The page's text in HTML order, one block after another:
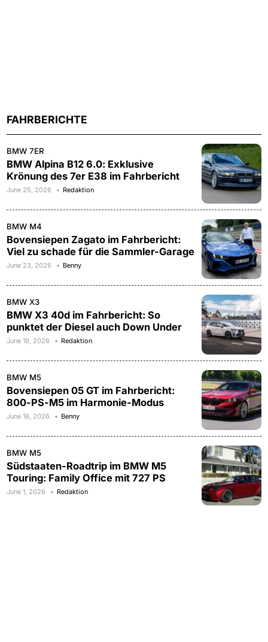
FAHRBERICHTE
BMW 7ER
BMW Alpina B12 6.0: Exklusive
Krönung des 7er E38 im Fahrbericht
June 25, 2026 Redaktion
BMW M4
Bovensiepen Zagato im Fahrbericht:
Viel zu schade für die Sammler-Garage
June 23, 2026 Benny
BMW X3
BMW X3 40d im Fahrbericht: So
punktet der Diesel auch Down Under
June 19, 2026 Redaktion
BMW M5
Bovensiepen 05 GT im Fahrbericht:
800-PS-M5 im Harmonie-Modus
June 18, 2026 Benny
BMW M5
Südstaaten-Roadtrip im BMW M5
Touring: Family Office mit 727 PS
June 1, 2026 Redaktion